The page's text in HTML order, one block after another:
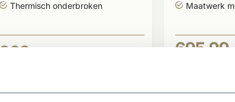
Thermisch onderbroken
968,-
Maatwerk
695,99